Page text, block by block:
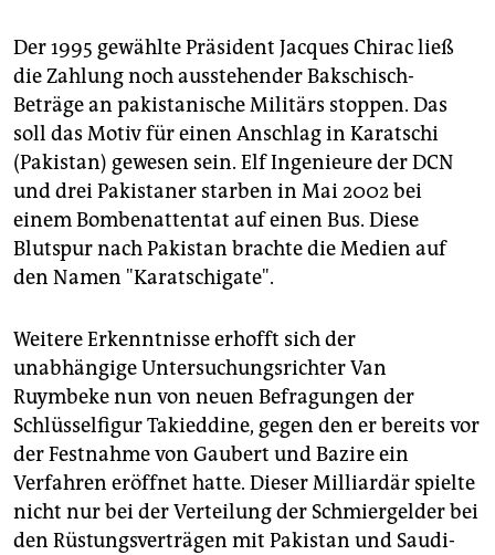
Der 1995 gewählte Präsident Jacques Chirac ließ
die Zahlung noch ausstehender Bakschisch-
Beträge an pakistanische Militärs stoppen. Das
soll das Motiv für einen Anschlag in Karatschi
(Pakistan) gewesen sein. Elf Ingenieure der DCN
und drei Pakistaner starben in Mai 2002 bei
einem Bombenattentat auf einen Bus. Diese
Blutspur nach Pakistan brachte die Medien auf
den Namen "Karatschigate".
Weitere Erkenntnisse erhofft sich der
unabhängige Untersuchungsrichter Van
Ruymbeke nun von neuen Befragungen der
Schlüsselfigur Takieddine, gegen den er bereits vor
der Festnahme von Gaubert und Bazire ein
Verfahren eröffnet hatte. Dieser Milliardär spielte
nicht nur bei der Verteilung der Schmiergelder bei
den Rüstungsverträgen mit Pakistan und Saudi-